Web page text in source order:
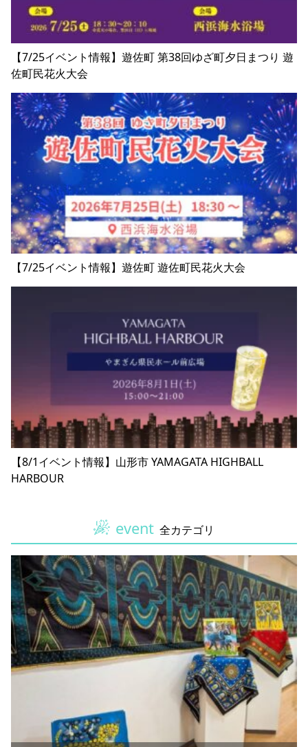
【7/25イベント情報】遊佐町 第38回ゆざ町夕日まつり 遊
佐町民花火大会
【7/25イベント情報】遊佐町 遊佐町民花火大会
【8/1イベント情報】山形市 YAMAGATA HIGHBALL
HARBOUR
event 全カテゴリ